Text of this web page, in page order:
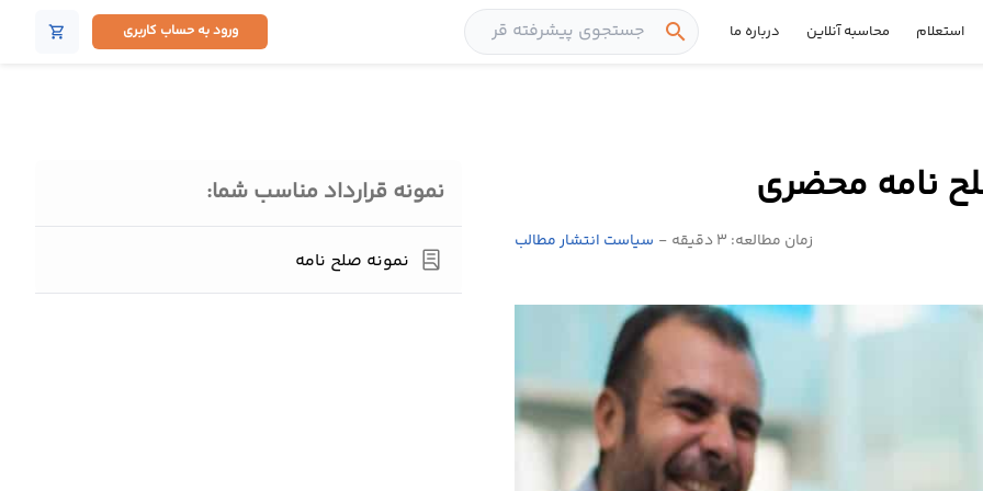
استعلام محاسبه آنلاین درباره ما search ورود به حساب کاربری shopping_cart
نامه محضری
زمان مطالعه: 3 دقیقه - سیاست انتشار مطالب
نمونه قرارداد مناسب شما:
نمونه صلح نامه